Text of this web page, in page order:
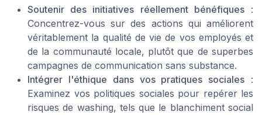
Soutenir des initiatives réellement bénéfiques:
Concentrez-vous sur des actions qui améliorent
véritablement la qualité de vie de vos employés et
de la communauté locale, plutôt que de superbes
campagnes de communication sans substance.
Intégrer l'éthique dans vos pratiques sociales :
Examinez vos politiques sociales pour repérer les
risques de washing, tels que le blanchiment social